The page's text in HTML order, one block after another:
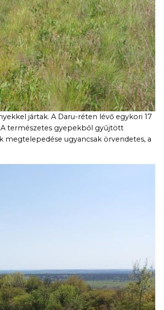
jártak. A Daru-réten lévő egykori 17
természetes gyepekből gyűjtött
ugyancsak örvendetes, a